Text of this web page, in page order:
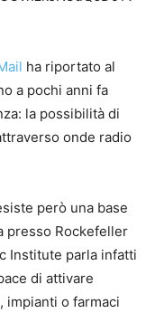
ha riportato al
a pochi anni fa
la possibilità di
onde radio
però una base
presso Rockefeller
Institute parla infatti
di attivare
impianti o farmaci